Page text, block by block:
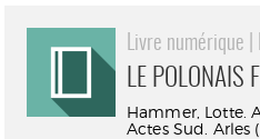
Livre numérique |
LE POLONAIS
Hammer, Lotte.
Actes Sud. Arles